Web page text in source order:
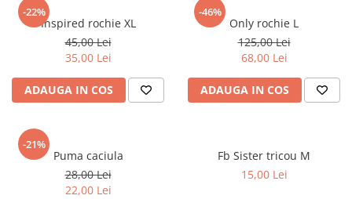
Hanorace
Lenjerii si pijamale
Pantaloni
Pulovere
Rochii
Sacouri si Costume
Tricouri si maiouri
Salopete
veste
-22%
Inspired rochie XL
45,00 Lei
35,00 Lei
ADAUGA IN COS
-46%
Only rochie L
125,00 Lei
68,00 Lei
ADAUGA IN COS
-21%
Puma caciula
28,00 Lei
22,00 Lei
Fb Sister tricou M
15,00 Lei